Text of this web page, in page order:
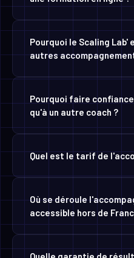
autres
Pourquoi faire
qu'à un autre coach ?
Quel est le tarif de
Où se déroule
accessible hors de
Quelle garantie de